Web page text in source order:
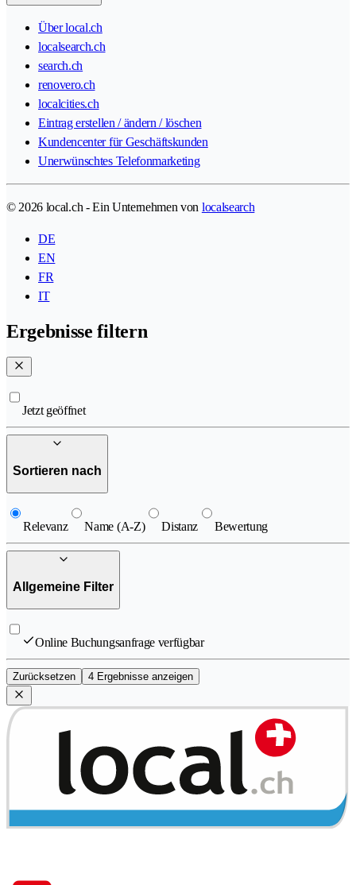
Über local.ch
localsearch.ch
search.ch
renovero.ch
localcities.ch
Eintrag erstellen / ändern / löschen
Kundencenter für Geschäftskunden
Unerwünschtes Telefonmarketing
© 2026 local.ch - Ein Unternehmen von localsearch
DE
EN
FR
IT
Ergebnisse filtern
Jetzt geöffnet
Sortieren nach
Relevanz Name (A-Z) Distanz Bewertung
Allgemeine Filter
Online Buchungsanfrage verfügbar
Zurücksetzen 4 Ergebnisse anzeigen